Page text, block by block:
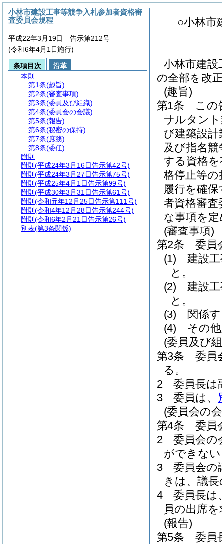
○小林市
小林市建設
の全部を改
(趣旨)
第1条
この
サルタン
び建築設計
及び指名
する資格
格停止等
履行を確
者資格審査
な事項を
(審査事項)
第2条
委員
(1)
建設
と。
(2)
建設
と。
(3)
関係
(4)
その
(委員及び
第3条
委員
る。
2
委員長は
3
委員は、
(委員会の
第4条
委員
2
委員会の
ができな
3
委員会の
きは、議
4
委員長は
員の出席
(報告)
第5条
委員
小林市建設工事等競争入札参加者資格審
査委員会規程
平成22年3月19日 告示第212号
(令和6年4月1日施行)
条項目次
沿革
本則
第1条(趣旨)
第2条(審査事項)
第3条(委員及び組織)
第4条(委員会の会議)
第5条(報告)
第6条(秘密の保持)
第7条(庶務)
第8条(委任)
附則
附則 (平成24年3月16日告示第42号)
附則 (平成24年3月27日告示第75号)
附則 (平成25年4月1日告示第99号)
附則 (平成30年3月31日告示第61号)
附則 (令和元年12月25日告示第111号)
附則 (令和4年12月28日告示第244号)
附則 (令和6年2月21日告示第26号)
別表(第3条関係)